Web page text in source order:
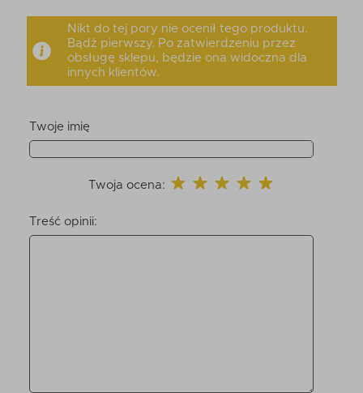
Nikt do tej pory nie ocenił tego produktu.
Bądź pierwszy. Po zatwierdzeniu przez
obsługę sklepu, będzie ona widoczna dla
innych klientów.
Twoje imię
Twoja ocena:
Treść opinii: